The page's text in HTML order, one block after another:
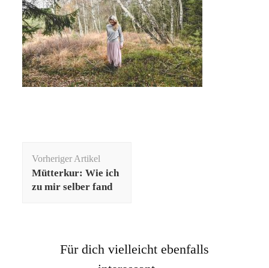
Vorheriger Artikel
Mütterkur: Wie ich
zu mir selber fand
Für dich vielleicht ebenfalls